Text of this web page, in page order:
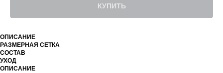
КУПИТЬ
ОПИСАНИЕ
РАЗМЕРНАЯ СЕТКА
СОСТАВ
УХОД
ОПИСАНИЕ